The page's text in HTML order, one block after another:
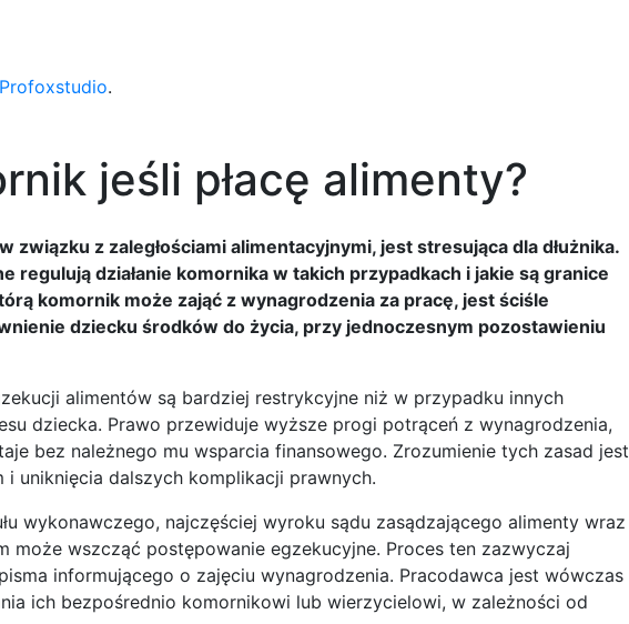
Profoxstudio.
jeśli płacę alimenty?
z zaległościami alimentacyjnymi, jest stresująca dla dłużnika.
działanie komornika w takich przypadkach i jakie są granice
komornik może zająć z wynagrodzenia za pracę, jest ściśle
dziecku środków do życia, przy jednoczesnym pozostawieniu
alimentów są bardziej restrykcyjne niż w przypadku innych
dziecka. Prawo przewiduje wyższe progi potrąceń z wynagrodzenia,
bez należnego mu wsparcia finansowego. Zrozumienie tych zasad jest
uniknięcia dalszych komplikacji prawnych.
wykonawczego, najczęściej wyroku sądu zasądzającego alimenty wraz
może wszcząć postępowanie egzekucyjne. Proces ten zazwyczaj
informującego o zajęciu wynagrodzenia. Pracodawca jest wówczas
ich bezpośrednio komornikowi lub wierzycielowi, w zależności od